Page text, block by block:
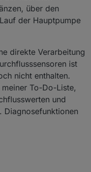
über den
der Hauptpumpe
direkte Verarbeitung
ist
nicht enthalten.
To-Do-Liste,
und
Diagnosefunktionen